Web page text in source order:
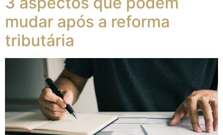
mudar após a reforma
tributária